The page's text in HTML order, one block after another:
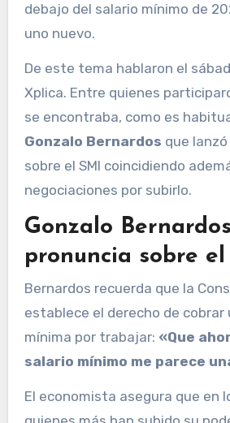
debajo del salario mínimo de
uno nuevo.
De este tema hablaron el
Xplica. Entre quienes
se encontraba, como es
Gonzalo Bernardos que
sobre el SMI coincidiendo
negociaciones por subirlo.
Gonzalo
pronuncia sobre el
Bernardos recuerda que la
establece el derecho de cobrar
mínima por trabajar: «Que
salario mínimo me parece
El economista asegura que en